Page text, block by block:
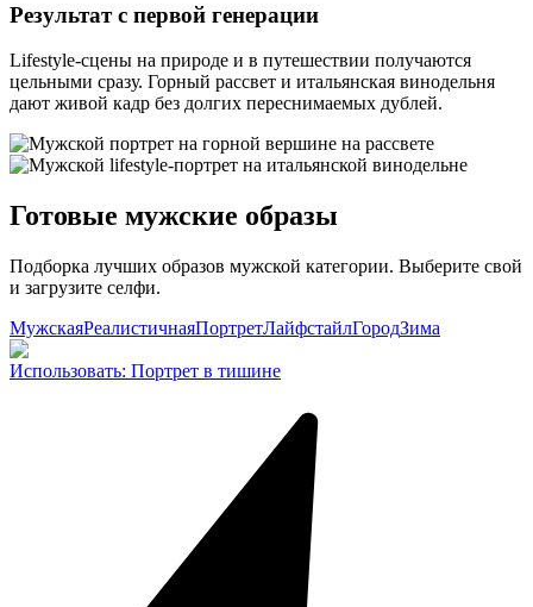
Результат с первой генерации
Lifestyle-сцены на природе и в путешествии получаются
цельными сразу. Горный рассвет и итальянская винодельня
дают живой кадр без долгих переснимаемых дублей.
Готовые мужские образы
Подборка лучших образов мужской категории. Выберите свой
и загрузите селфи.
МужскаяРеалистичнаяПортретЛайфстайлГородЗима
Использовать: Портрет в тишине